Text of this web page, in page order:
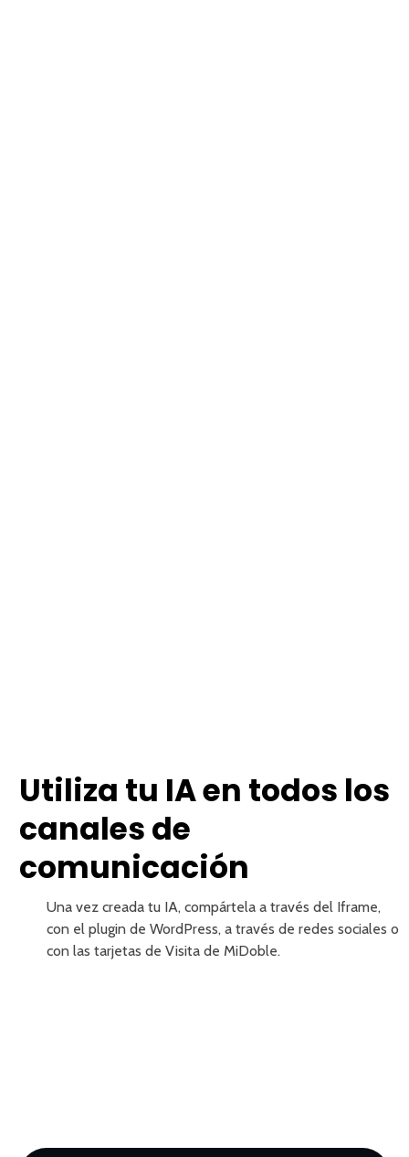
Utiliza tu IA en todos los
canales de
comunicación
Una vez creada tu IA, compártela a través del Iframe,
con el plugin de WordPress, a través de redes sociales o
con las tarjetas de Visita de MiDoble.